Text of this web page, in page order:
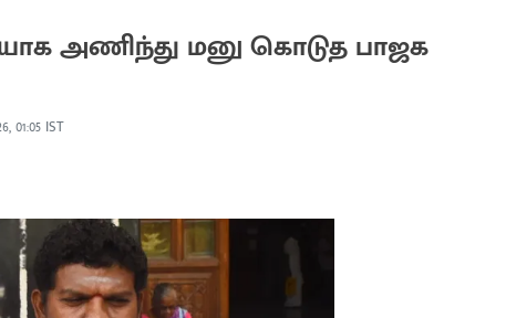
அணிந்து மனு கொடுத பாஜக
01:05 IST